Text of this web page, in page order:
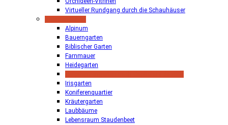
Virtueller Rundgang durch die Schauhäuser
Alpinum
Bauerngarten
Biblischer Garten
Farnmauer
Heidegarten
Irisgarten
Koniferenquartier
Kräutergarten
Laubbäume
Lebensraum Staudenbeet